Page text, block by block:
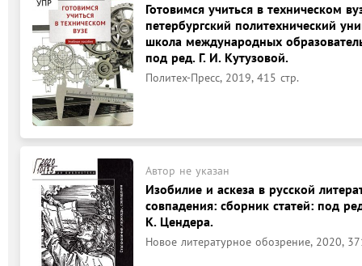
Готовимся учиться в техническом
петербургский политехнический
школа международных
под ред. Г. И. Кутузовой.
Политех-Пресс, 2019, 415 стр.
Автор не указан
Изобилие и аскеза в русской
совпадения: сборник статей: под
К. Цендера.
Новое литературное обозрение, 2020,